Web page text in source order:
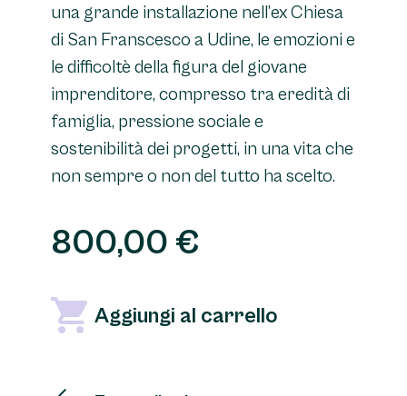
una grande installazione nell’ex Chiesa
di San Franscesco a Udine, le emozioni e
le difficoltè della figura del giovane
imprenditore, compresso tra eredità di
famiglia, pressione sociale e
sostenibilità dei progetti, in una vita che
non sempre o non del tutto ha scelto.
800,00 €
OWI
A
Aggiungi al carrello